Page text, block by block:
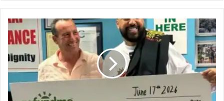
فرنش
مونتانا
يفاجئ
سائقاً
جزائرياً
في
نيويورك..
75